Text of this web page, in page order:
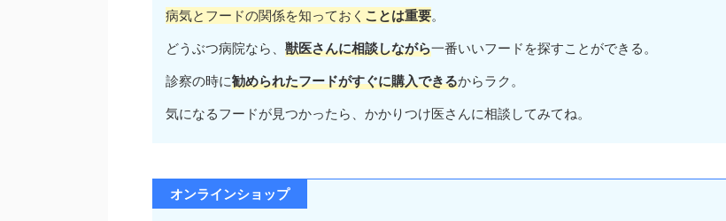
病気とフードの関係を知っておく ことは重要。
どうぶつ病院なら、 獣医さんに相談しながら一番いいフードを探すことができる。
診察の時に勧められたフードがすぐに購入できるからラク。
気になるフードが見つかったら、かかりつけ医さんに相談してみてね。
オンラインショップ